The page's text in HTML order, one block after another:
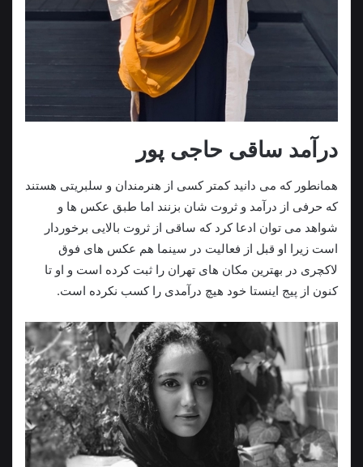
درآمد ساقی حاجی پور
همانطور که می دانید کمتر کسی از هنرمندان و سلبریتی هستند
که حرفی از درآمد و ثروت شان بزنند اما طبق عکس ها و
شواهد می توان ادعا کرد که ساقی از ثروت بالایی برخوردار
است زیرا او قبل از فعالیت در سینما هم عکس های فوق
لاکچری در بهترین مکان های تهران را ثبت کرده است و او تا
کنون از پیج اینستا خود هیچ درآمدی را کسب نکرده است.